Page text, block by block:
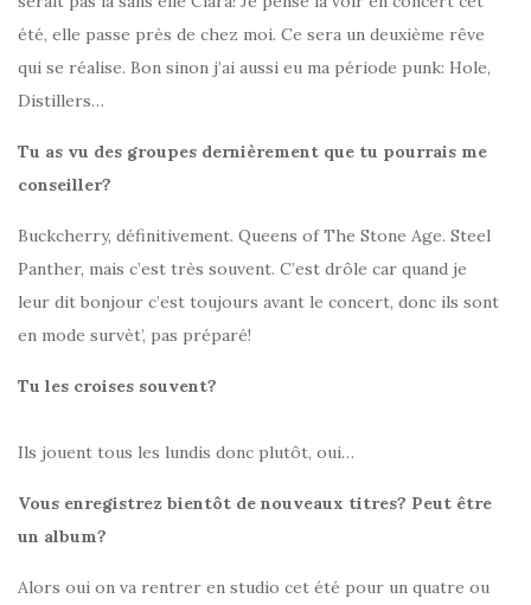
été, elle passe près de chez moi. Ce sera un deuxième rêve
qui se réalise. Bon sinon j’ai aussi eu ma période punk: Hole,
Distillers…
Tu as vu des groupes dernièrement que tu pourrais me
conseiller?
Buckcherry, définitivement. Queens of The Stone Age. Steel
Panther, mais c’est très souvent. C’est drôle car quand je
leur dit bonjour c’est toujours avant le concert, donc ils sont
en mode survèt’, pas préparé!
Tu les croises souvent?
Ils jouent tous les lundis donc plutôt, oui…
Vous enregistrez bientôt de nouveaux titres? Peut être
un album?
Alors oui on va rentrer en studio cet été pour un quatre ou